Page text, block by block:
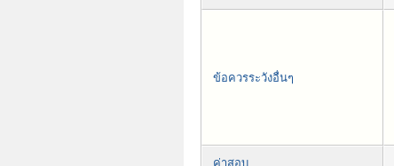
ข้อควรระวังอื่นๆ
ค่าสอบ